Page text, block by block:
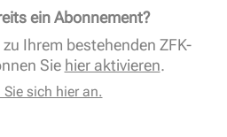
ein Abonnement?
Ihrem bestehenden ZFK-
Sie hier aktivieren.
Sie sich hier an.